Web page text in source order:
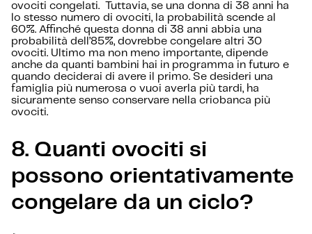
ovociti congelati. Tuttavia, se una donna di 38 anni ha
lo stesso numero di ovociti, la probabilità scende al
60%. Affinché questa donna di 38 anni abbia una
probabilità dell’85%, dovrebbe congelare altri 30
ovociti. Ultimo ma non meno importante, dipende
anche da quanti bambini hai in programma in futuro e
quando deciderai di avere il primo. Se desideri una
famiglia più numerosa o vuoi averla più tardi, ha
sicuramente senso conservare nella criobanca più
ovociti.
8. Quanti ovociti si
possono orientativamente
congelare da un ciclo?